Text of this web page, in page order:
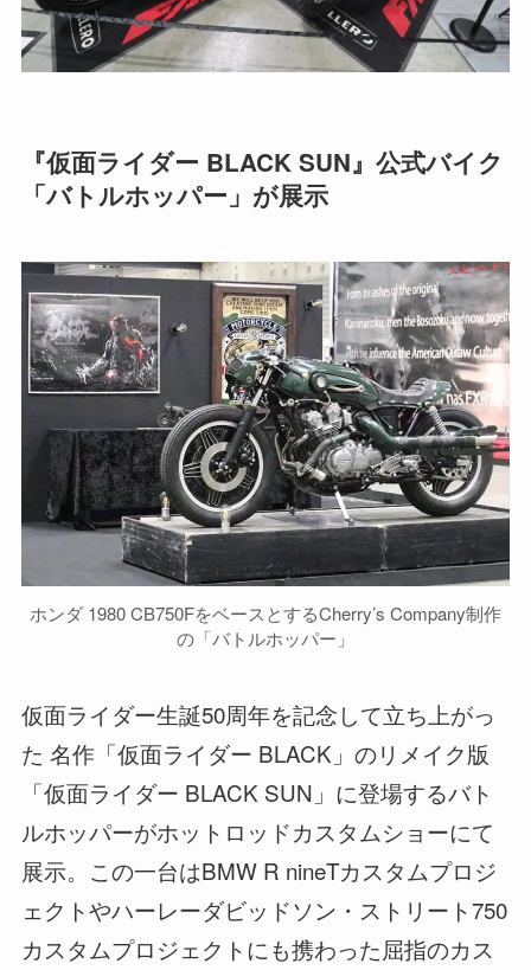
『仮面ライダー BLACK SUN』公式バイク
「バトルホッパー」が展示
ホンダ 1980 CB750FをベースとするCherry’s Company制作
の「バトルホッパー」
仮面ライダー生誕50周年を記念して立ち上がっ
た 名作「仮面ライダー BLACK」のリメイク版
「仮面ライダー BLACK SUN」に登場するバト
ルホッパーがホットロッドカスタムショーにて
展示。この一台はBMW R nineTカスタムプロジ
ェクトやハーレーダビッドソン・ストリート750
カスタムプロジェクトにも携わった屈指のカス